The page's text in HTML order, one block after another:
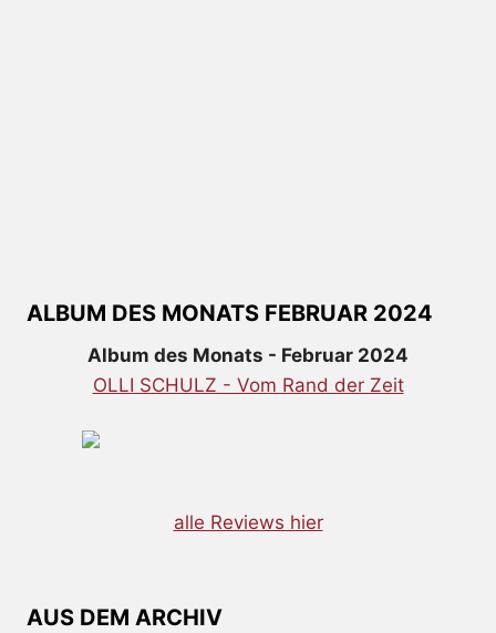
ALBUM DES MONATS FEBRUAR 2024
Album des Monats - Februar 2024
OLLI SCHULZ - Vom Rand der Zeit
alle Reviews hier
AUS DEM ARCHIV